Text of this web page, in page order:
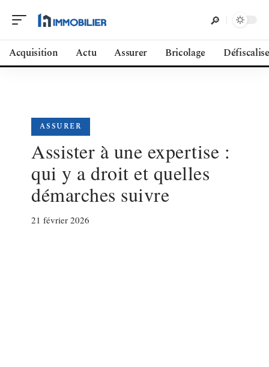
Acquisition Actu Assurer Bricolage
ASSURER
Assister à une expertise :
qui y a droit et quelles
démarches suivre
21 février 2026